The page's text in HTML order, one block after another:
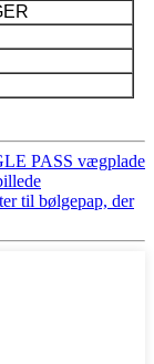
PASS vægplade
til bølgepap, der